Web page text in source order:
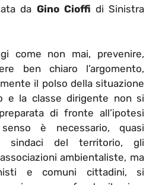
da Gino Cioffi di Sinistra
come non mai, prevenire,
ben chiaro l’argomento,
il polso della situazione
e la classe dirigente non si
di fronte all’ipotesi
è necessario, quasi
sindaci del territorio, gli
ambientaliste, ma
e comuni cittadini, si